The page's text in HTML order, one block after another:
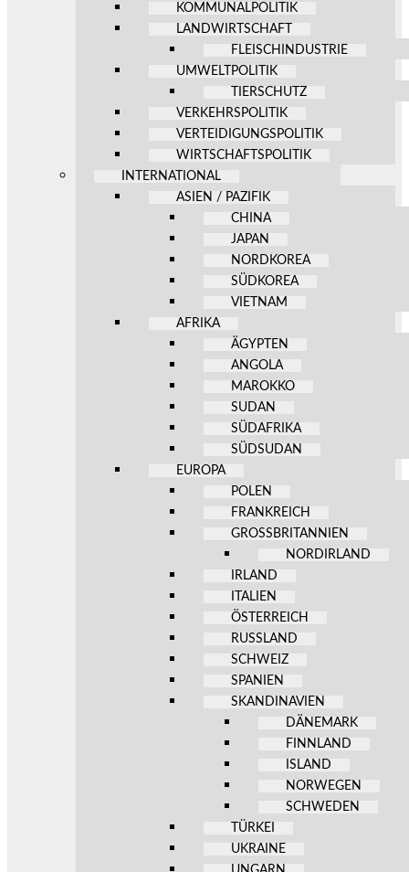
KOMMUNALPOLITIK
LANDWIRTSCHAFT
FLEISCHINDUSTRIE
UMWELTPOLITIK
TIERSCHUTZ
VERKEHRSPOLITIK
VERTEIDIGUNGSPOLITIK
WIRTSCHAFTSPOLITIK
INTERNATIONAL
ASIEN / PAZIFIK
CHINA
JAPAN
NORDKOREA
SÜDKOREA
VIETNAM
AFRIKA
ÄGYPTEN
ANGOLA
MAROKKO
SUDAN
SÜDAFRIKA
SÜDSUDAN
EUROPA
POLEN
FRANKREICH
GROSSBRITANNIEN
NORDIRLAND
IRLAND
ITALIEN
ÖSTERREICH
RUSSLAND
SCHWEIZ
SPANIEN
SKANDINAVIEN
DÄNEMARK
FINNLAND
ISLAND
NORWEGEN
SCHWEDEN
TÜRKEI
UKRAINE